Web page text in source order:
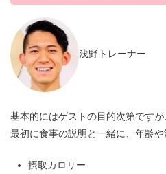
浅野トレーナー
基本的にはゲストの目的次第です
最初に食事の説明と一緒に、年齢
摂取カロリー